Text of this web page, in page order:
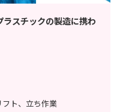
スチックの製造に携わ
ト、立ち作業